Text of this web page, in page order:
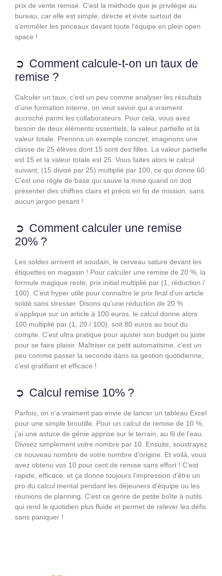
prix de vente remisé. C’est la méthode que je privilégie au
bureau, car elle est simple, directe et évite surtout de
s’emmêler les pinceaux devant toute l’équipe en plein open
space !
Comment calcule-t-on un taux de
remise ?
Calculer un taux, c’est un peu comme analyser les résultats
d’une formation interne, on veut savoir qui a vraiment
accroché parmi les collaborateurs. Pour cela, vous avez
besoin de deux éléments essentiels, la valeur partielle et la
valeur totale. Prenons un exemple concret, imaginons une
classe de 25 élèves dont 15 sont des filles. La valeur partielle
est 15 et la valeur totale est 25. Vous faites alors le calcul
suivant, (15 divisé par 25) multiplié par 100, ce qui donne 60.
C’est une règle de base qui sauve la mise quand on doit
présenter des chiffres clairs et précis en fin de mission, sans
aucun jargon pesant !
Comment calculer une remise
20% ?
Les soldes arrivent et soudain, le cerveau sature devant les
étiquettes en magasin ! Pour calculer une remise de 20 %, la
formule magique reste, prix initial multiplié par (1, réduction /
100). C’est hyper utile pour connaître le prix final d’un article
soldé sans stresser. Disons qu’une réduction de 20 %
s’applique sur un article à 100 euros, le calcul donne alors
100 multiplié par (1, 20 / 100), soit 80 euros au bout du
compte. C’est ultra pratique pour ajuster son budget ou juste
pour se faire plaisir. Maîtriser ce petit automatisme, c’est un
peu comme passer la seconde dans sa gestion quotidienne,
c’est gratifiant et efficace !
Calcul remise 10% ?
Parfois, on n’a vraiment pas envie de lancer un tableau Excel
pour une simple broutille. Pour un calcul de remise de 10 %,
j’ai une astuce de génie apprise sur le terrain, au fil de l’eau.
Divisez simplement votre nombre par 10. Ensuite, soustrayez
ce nouveau nombre de votre nombre d’origine. Et voilà, vous
avez obtenu vos 10 pour cent de remise sans effort ! C’est
rapide, efficace, et ça donne toujours l’impression d’être un
pro du calcul mental pendant les déjeuners d’équipe ou les
réunions de planning. C’est ce genre de petite boîte à outils
qui rend le quotidien plus fluide et permet de relever les défis
sans paniquer !